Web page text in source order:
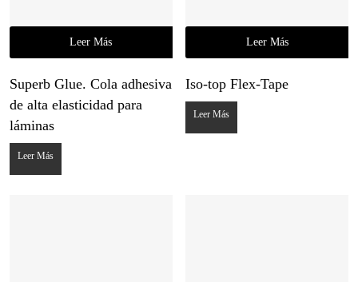
Leer Más
Superb Glue. Cola adhesiva
de alta elasticidad para
láminas
Leer Más
Leer Más
Iso-top Flex-Tape
Leer Más